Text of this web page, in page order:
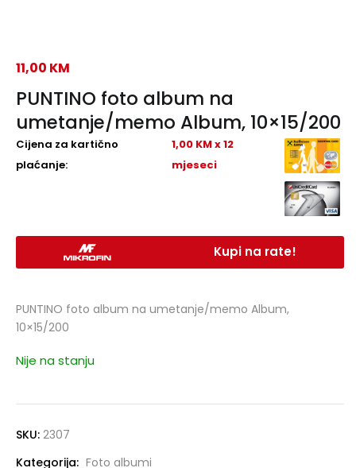
PUNTINO foto album na
umetanje/memo Album, 10×15/200
11,00 KM
Cijena za kartično
plaćanje:
1,00 KM x 12
mjeseci
Kupi na rate!
PUNTINO foto album na umetanje/memo Album,
10×15/200
Nije na stanju
SKU: 2307
Kategorija: Foto albumi